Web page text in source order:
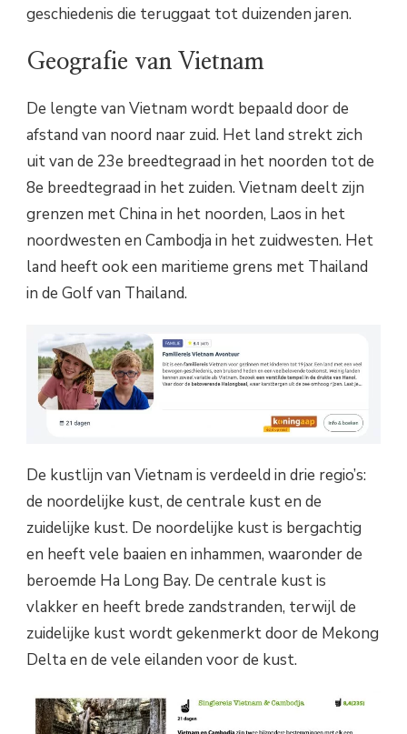
geschiedenis die teruggaat tot duizenden jaren.
Geografie van Vietnam
De lengte van Vietnam wordt bepaald door de
afstand van noord naar zuid. Het land strekt zich
uit van de 23e breedtegraad in het noorden tot de
8e breedtegraad in het zuiden. Vietnam deelt zijn
grenzen met China in het noorden, Laos in het
noordwesten en Cambodja in het zuidwesten. Het
land heeft ook een maritieme grens met Thailand
in de Golf van Thailand.
De kustlijn van Vietnam is verdeeld in drie regio’s:
de noordelijke kust, de centrale kust en de
zuidelijke kust. De noordelijke kust is bergachtig
en heeft vele baaien en inhammen, waaronder de
beroemde Ha Long Bay. De centrale kust is
vlakker en heeft brede zandstranden, terwijl de
zuidelijke kust wordt gekenmerkt door de Mekong
Delta en de vele eilanden voor de kust.